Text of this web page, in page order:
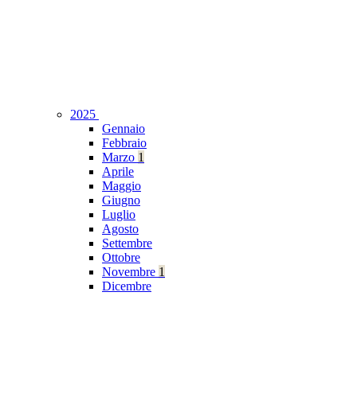
2025
Gennaio
Febbraio
Marzo 1
Aprile
Maggio
Giugno
Luglio
Agosto
Settembre
Ottobre
Novembre 1
Dicembre